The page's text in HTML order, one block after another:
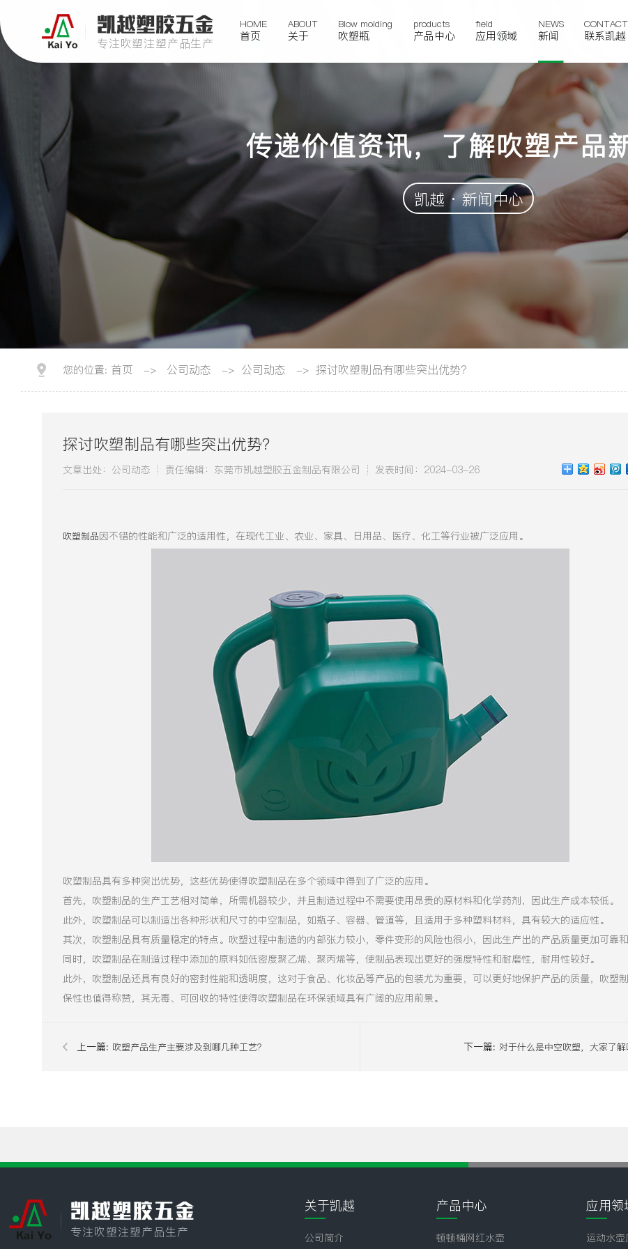
凯越塑胶五金
专注吹塑注塑产品生产
HOME
首页
ABOUT
关于
Blow molding
吹塑瓶
products
产品中心
field
应用领域
NEWS
新闻
CONTACT
联系凯越
传递价值资讯，了解吹塑产品
凯越 · 新闻中心
您的位置: 首页 -> 公司动态 -> 公司动态 -> 探讨吹塑制品有哪些突出优势？
探讨吹塑制品有哪些突出优势？
文章出处：公司动态 责任编辑：东莞市凯越塑胶五金制品有限公司 发表时间：2024-03-26
吹塑制品因不错的性能和广泛的适用性，在现代工业、农业、家具、日用品、医疗、化工等行业被广泛应用。
吹塑制品具有多种突出优势，这些优势使得吹塑制品在多个领域中得到了广泛的应用。
首先，吹塑制品的生产工艺相对简单，所需机器较少，并且制造过程中不需要使用昂贵的原材料和化学药剂，因此生产成本较低。
此外，吹塑制品可以制造出各种形状和尺寸的中空制品，如瓶子、容器、管道等，且适用于多种塑料材料，具有较大的适应性。
其次，吹塑制品具有质量稳定的特点。吹塑过程中制造的内部张力较小，零件变形的风险也很小，因此生产出的产品质量更加可靠和
同时，吹塑制品在制造过程中添加的原料如低密度聚乙烯、聚丙烯等，使制品表现出更好的强度特性和耐磨性，耐用性较好。
此外，吹塑制品还具有良好的密封性能和透明度，这对于食品、化妆品等产品的包装尤为重要，可以更好地保护产品的质量，吹塑
保性也值得称赞，其无毒、可回收的特性使得吹塑制品在环保领域具有广阔的应用前景。
上一篇: 吹塑产品生产主要涉及到哪几种工艺？ 下一篇: 对于什么是中空吹塑，大家了解
凯越塑胶五金
专注吹塑注塑产品生产
关于凯越
公司简介
产品中心
顿顿桶网红水壶
应用领
运动水壶